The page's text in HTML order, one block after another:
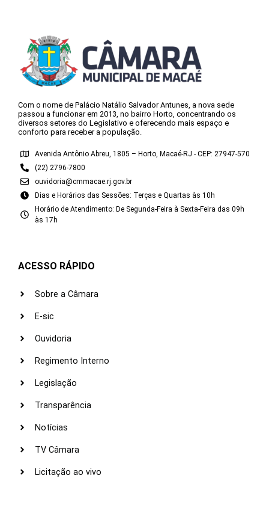
Com o nome de Palácio Natálio Salvador Antunes, a nova sede
passou a funcionar em 2013, no bairro Horto, concentrando os
diversos setores do Legislativo e oferecendo mais espaço e
conforto para receber a população.
Avenida Antônio Abreu, 1805 – Horto, Macaé-RJ - CEP: 27947-570
(22) 2796-7800
ouvidoria@cmmacae.rj.gov.br
Dias e Horários das Sessões: Terças e Quartas às 10h
Horário de Atendimento: De Segunda-Feira à Sexta-Feira das 09h
às 17h
ACESSO RÁPIDO
Sobre a Câmara
E-sic
Ouvidoria
Regimento Interno
Legislação
Transparência
Notícias
TV Câmara
Licitação ao vivo